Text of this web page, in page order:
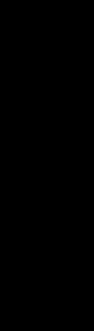
просто. Оперативно
Выбор
уровень
Мобильный сайт
качества, детали